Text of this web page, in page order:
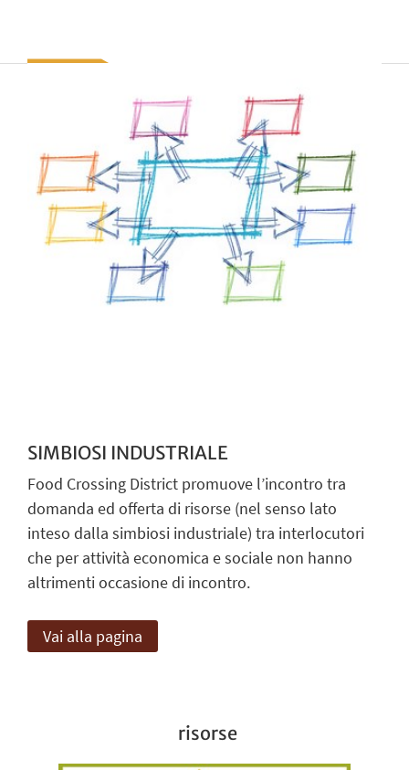
SIMBIOSI INDUSTRIALE
Food Crossing District promuove l’incontro tra
domanda ed offerta di risorse (nel senso lato
inteso dalla simbiosi industriale) tra interlocutori
che per attività economica e sociale non hanno
altrimenti occasione di incontro.
Vai alla pagina
risorse